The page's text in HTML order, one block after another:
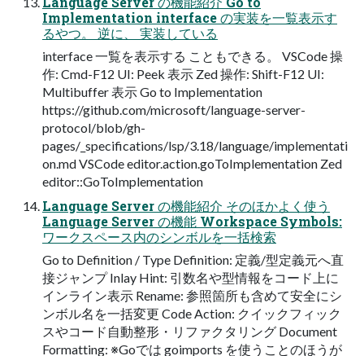
Implementation interface の実装を一覧表示す
るやつ。 逆に、 実装している
interface 一覧を表示する こともできる。 VSCode 操
作: Cmd-F12 UI: Peek 表示 Zed 操作: Shift-F12 UI:
Multibuffer 表示 Go to Implementation
https://github.com/microsoft/language-server-
protocol/blob/gh-
pages/_specifications/lsp/3.18/language/implementati
on.md VSCode editor.action.goToImplementation Zed
editor::GoToImplementation
Language Server の機能紹介 そのほかよく使う
Language Server の機能 Workspace Symbols:
ワークスペース内のシンボルを一括検索
Go to Definition / Type Definition: 定義/型定義元へ直
接ジャンプ Inlay Hint: 引数名や型情報をコード上に
インライン表示 Rename: 参照箇所も含めて安全にシ
ンボル名を一括変更 Code Action: クイックフィック
スやコード自動整形・リファクタリング Document
Formatting: ※Goでは goimports を使うことのほうが